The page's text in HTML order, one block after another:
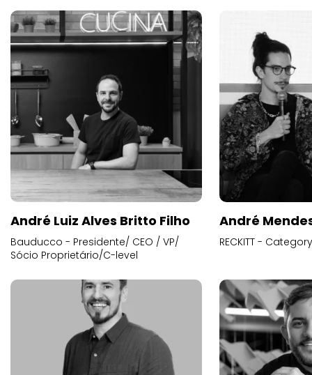
André Luiz Alves Britto Filho
Bauducco - Presidente/ CEO / VP/
Sócio Proprietário/C-level
André
RECKITT -